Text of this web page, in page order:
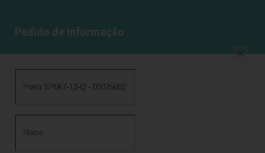
Pedido de Informação
×